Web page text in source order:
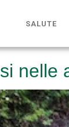
SALUTE
nelle